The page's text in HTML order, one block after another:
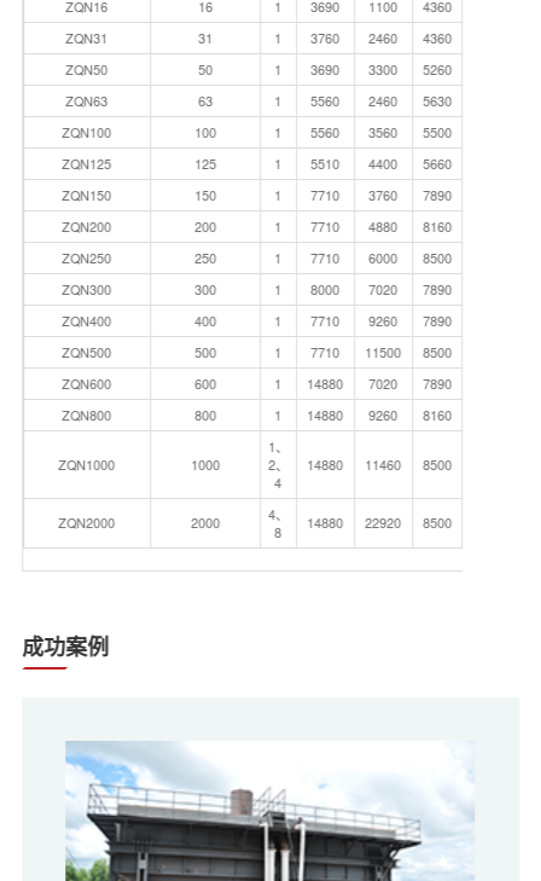
ZQN16 16 1 3690 1100
4360
ZQN31
31 1 3760 2460
4360
ZQN50
50 1 3690 3300
5260
ZQN63
63 1 5560 2460
5630
ZQN100
100 1 5560 3560
5500
ZQN125
125 1 5510 4400
5660
ZQN150
150 1 7710 3760
7890
ZQN200
200 1 7710 4880
8160
ZQN250
250 1 7710 6000
8500
ZQN300
300 1 8000 7020
7890
ZQN400
400 1 7710 9260
7890
ZQN500
500 1 7710 11500
8500
ZQN600
600 1 14880 7020
7890
ZQN800
800 1 14880 9260 8160
ZQN1000 1000
1、
2、
4
14880 11460 8500
ZQN2000 2000
4、
8
14880 22920 8500
成功案例